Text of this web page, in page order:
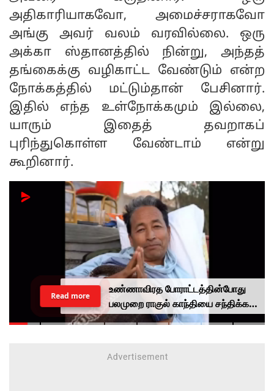
அதிகாரியாகவோ, அமைச்சராகவோ
அங்கு அவர் வலம் வரவில்லை. ஒரு
அக்கா ஸ்தானத்தில் நின்று, அந்தத்
தங்கைக்கு வழிகாட்ட வேண்டும் என்ற
நோக்கத்தில் மட்டும்தான் பேசினார்.
இதில் எந்த உள்நோக்கமும் இல்லை,
யாரும் இதைத் தவறாகப்
புரிந்துகொள்ள வேண்டாம் என்று
கூறினார்.
உண்ணாவிரத போராட்டத்தின்போது
பலமுறை ராகுல் காந்தியை சந்திக்க
முயன்றாரா சோனம் வாங்சுக்
Read more